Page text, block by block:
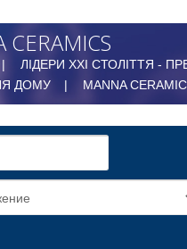
ГОЛОВНА
ПРО НАС
НАУКОВО-
ЕФЕКТИВНОГО
CERAMICS
ЛІДЕРИ ХХІ СТОЛІТТЯ -
ДОМУ
MANNA